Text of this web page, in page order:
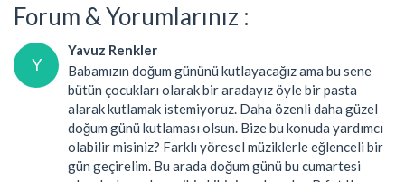
Forum & Yorumlarınız :
Y
Yavuz Renkler
Babamızın doğum gününü kutlayacağız ama bu sene
bütün çocukları olarak bir aradayız öyle bir pasta
alarak kutlamak istemiyoruz. Daha özenli daha güzel
doğum günü kutlaması olsun. Bize bu konuda yardımcı
olabilir misiniz? Farklı yöresel müziklerle eğlenceli bir
gün geçirelim. Bu arada doğum günü bu cumartesi